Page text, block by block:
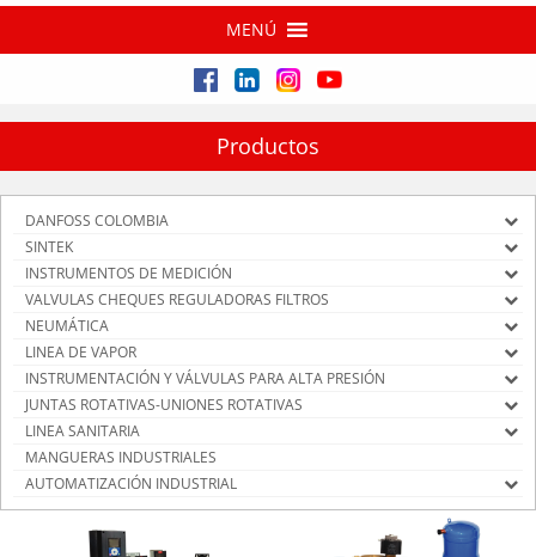
MENÚ
Productos
DANFOSS COLOMBIA
SINTEK
INSTRUMENTOS DE MEDICIÓN
VALVULAS CHEQUES REGULADORAS FILTROS
NEUMÁTICA
LINEA DE VAPOR
INSTRUMENTACIÓN Y VÁLVULAS PARA ALTA PRESIÓN
JUNTAS ROTATIVAS-UNIONES ROTATIVAS
LINEA SANITARIA
MANGUERAS INDUSTRIALES
AUTOMATIZACIÓN INDUSTRIAL